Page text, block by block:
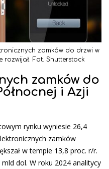
zamków do drzwi w
Fot. Shutterstock
zamków do
i Azji
rynku wyniesie 26,4
zamków
w tempie 13,8 proc. r/r.
dol. W roku 2024 analitycy